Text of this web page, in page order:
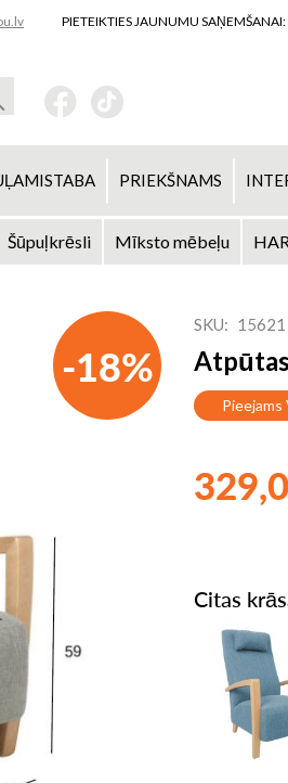
PIETEIKTIES JAUNUMU SAŅEMŠANAI:
PRIEKŠNAMS
Šūpuļkrēsli Mīksto mēbeļu
-18%
SKU 15621
Pieejams
Citas